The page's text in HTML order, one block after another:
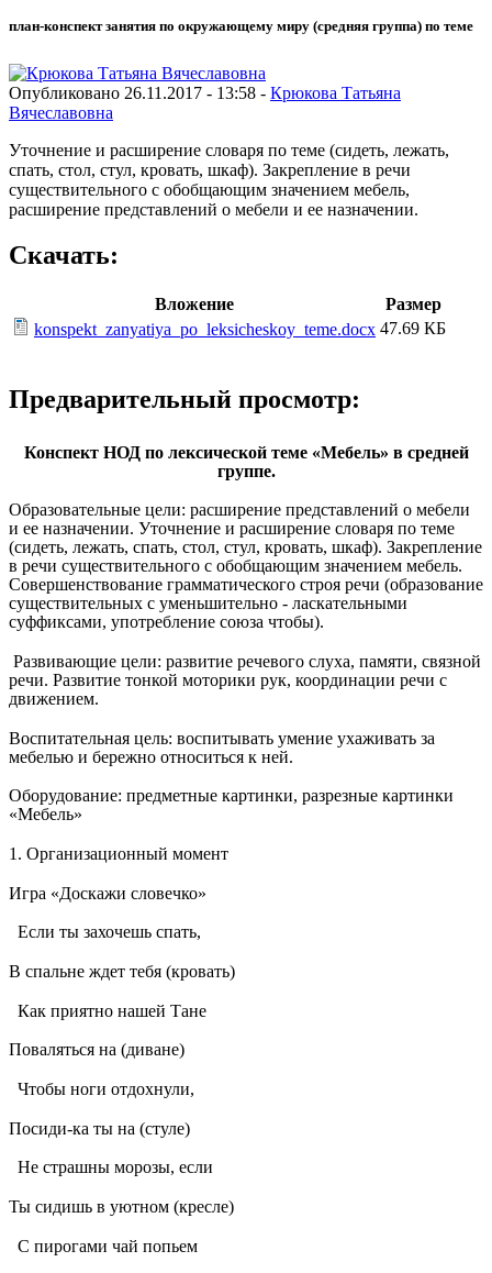
план-конспект занятия по окружающему миру (средняя группа) по теме
Опубликовано 26.11.2017 - 13:58 - Крюкова Татьяна
Вячеславовна
Уточнение и расширение словаря по теме (сидеть, лежать,
спать, стол, стул, кровать, шкаф). Закрепление в речи
существительного с обобщающим значением мебель,
расширение представлений о мебели и ее назначении.
Скачать:
Вложение
Размер
konspekt_zanyatiya_po_leksicheskoy_teme.docx 47.69 КБ
Предварительный просмотр:
Конспект НОД по лексической теме «Мебель» в средней
группе.
Образовательные цели: расширение представлений о мебели
и ее назначении. Уточнение и расширение словаря по теме
(сидеть, лежать, спать, стол, стул, кровать, шкаф). Закрепление
в речи существительного с обобщающим значением мебель.
Совершенствование грамматического строя речи (образование
существительных с уменьшительно - ласкательными
суффиксами, употребление союза чтобы).
Развивающие цели: развитие речевого слуха, памяти, связной
речи. Развитие тонкой моторики рук, координации речи с
движением.
Воспитательная цель: воспитывать умение ухаживать за
мебелью и бережно относиться к ней.
Оборудование: предметные картинки, разрезные картинки
«Мебель»
1. Организационный момент
Игра «Доскажи словечко»
Если ты захочешь спать,
В спальне ждет тебя (кровать)
Как приятно нашей Тане
Поваляться на (диване)
Чтобы ноги отдохнули,
Посиди-ка ты на (стуле)
Не страшны морозы, если
Ты сидишь в уютном (кресле)
С пирогами чай попьем